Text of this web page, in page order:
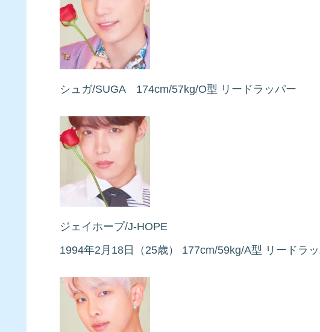
シュガ/SUGA 174cm/57kg/O型 リードラッパー
ジェイホープ/J-HOPE
1994年2月18日（25歳） 177cm/59kg/A型 リードラ